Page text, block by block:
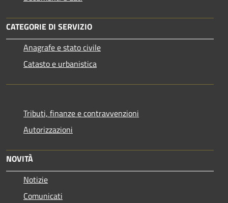
CATEGORIE DI SERVIZIO
Anagrafe e stato civile
Catasto e urbanistica
Tributi, finanze e contravvenzioni
Autorizzazioni
NOVITÀ
Notizie
Comunicati